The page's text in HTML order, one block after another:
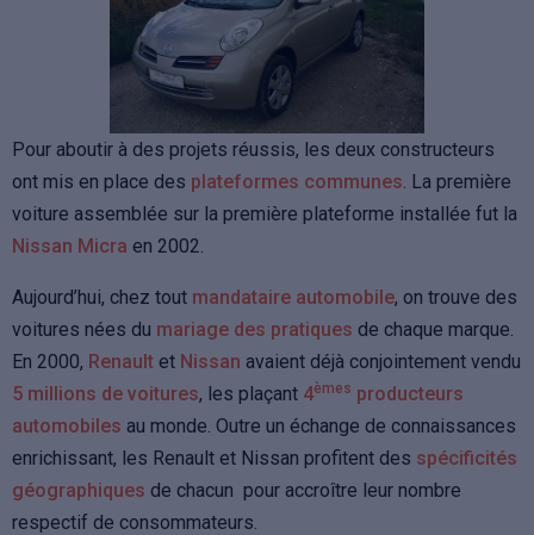
Pour aboutir à des projets réussis, les deux constructeurs
ont mis en place des plateformes communes . La première
voiture assemblée sur la première plateforme installée fut la
Nissan Micra en 2002.
Aujourd’hui, chez tout mandataire automobile, on trouve des
voitures nées du mariage des pratiques de chaque marque.
En 2000, Renault et Nissan avaient déjà conjointement vendu
5 millions de voitures, les plaçant 4èmes producteurs
automobiles au monde. Outre un échange de connaissances
enrichissant, les Renault et Nissan profitent des spécificités
géographiques de chacun pour accroître leur nombre
respectif de consommateurs.